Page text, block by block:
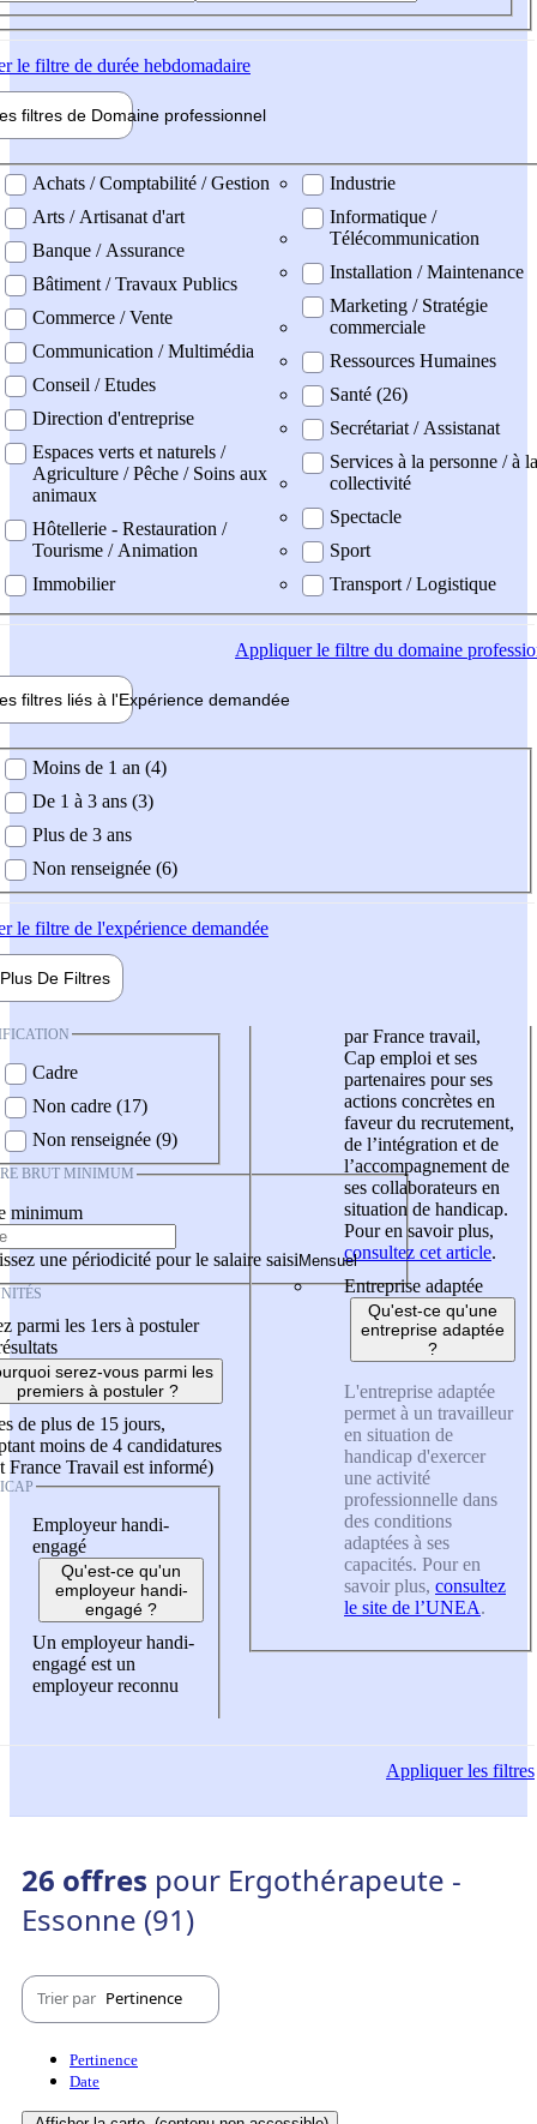
le filtre de durée hebdomadaire
filtres de Domaine professionnel
professionel
Achats / Comptabilité / Gestion
Arts / Artisanat d'art
Banque / Assurance
Bâtiment / Travaux Publics
Commerce / Vente
Communication / Multimédia
Conseil / Etudes
Direction d'entreprise
Espaces verts et naturels /
Agriculture / Pêche / Soins aux
animaux
Hôtellerie - Restauration /
Tourisme / Animation
Immobilier
Industrie
Informatique /
Télécommunication
Installation / Maintenance
Marketing / Stratégie
commerciale
Ressources Humaines
Santé (26)
Secrétariat / Assistanat
Services à la personne / à la
collectivité
Spectacle
Sport
Transport / Logistique
Appliquerle filtre du domaine
filtres liés à l'Expérience demandée
demandée
Moins de 1 an (4)
De 1 à 3 ans (3)
Plus de 3 ans
Non renseignée (6)
le filtre de l'expérience demandée
Plus De Filtres
Cadre
Non cadre (17)
Non renseignée (9)
BRUT MINIMUM
minimum
une périodicité pour le salaire saisi
parmi les 1ers à postuler
serez-vous parmi les
premiers à postuler ?
de plus de 15 jours,
moins de 4 candidatures
France Travail est informé)
Employeur handi-
engagé
Qu'est-ce qu'un
employeur handi-
engagé ?
Un employeur handi-
engagé est un
employeur reconnu
par France travail,
Cap emploi et ses
partenaires pour ses
actions concrètes en
faveur du recrutement,
de l’intégration et de
l’accompagnement de
ses collaborateurs en
situation de handicap.
Pour en savoir plus,
consultez cet article.
Entreprise adaptée
Qu'est-ce qu'une
entreprise adaptée
?
L'entreprise adaptée
permet à un travailleur
en situation de
handicap d'exercer
une activité
professionnelle dans
des conditions
adaptées à ses
capacités. Pour en
savoir plus, consultez
le site de l’UNEA.
Appliquerles filtres
26 offres pour Ergothérapeute -
Essonne (91)
Trier par Pertinence
Pertinence
Date